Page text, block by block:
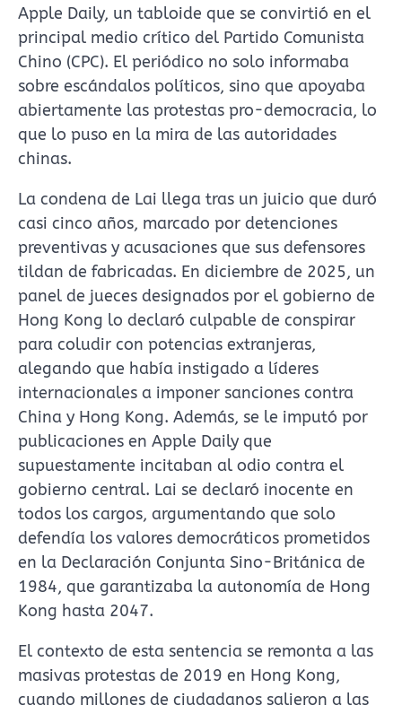
Apple Daily, un tabloide que se convirtió en el
principal medio crítico del Partido Comunista
Chino (CPC). El periódico no solo informaba
sobre escándalos políticos, sino que apoyaba
abiertamente las protestas pro-democracia, lo
que lo puso en la mira de las autoridades
chinas.
La condena de Lai llega tras un juicio que duró
casi cinco años, marcado por detenciones
preventivas y acusaciones que sus defensores
tildan de fabricadas. En diciembre de 2025, un
panel de jueces designados por el gobierno de
Hong Kong lo declaró culpable de conspirar
para coludir con potencias extranjeras,
alegando que había instigado a líderes
internacionales a imponer sanciones contra
China y Hong Kong. Además, se le imputó por
publicaciones en Apple Daily que
supuestamente incitaban al odio contra el
gobierno central. Lai se declaró inocente en
todos los cargos, argumentando que solo
defendía los valores democráticos prometidos
en la Declaración Conjunta Sino-Británica de
1984, que garantizaba la autonomía de Hong
Kong hasta 2047.
El contexto de esta sentencia se remonta a las
masivas protestas de 2019 en Hong Kong,
cuando millones de ciudadanos salieron a las